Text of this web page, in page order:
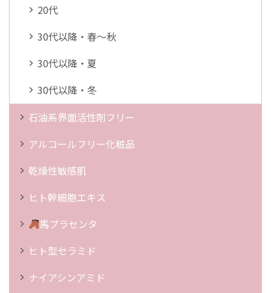
20代
30代以降・春～秋
30代以降・夏
30代以降・冬
石油系界面活性剤フリー
アルコールフリー化粧品
乾燥性敏感肌
ヒト幹細胞エキス
馬プラセンタ
ヒト型セラミド
ナイアシンアミド